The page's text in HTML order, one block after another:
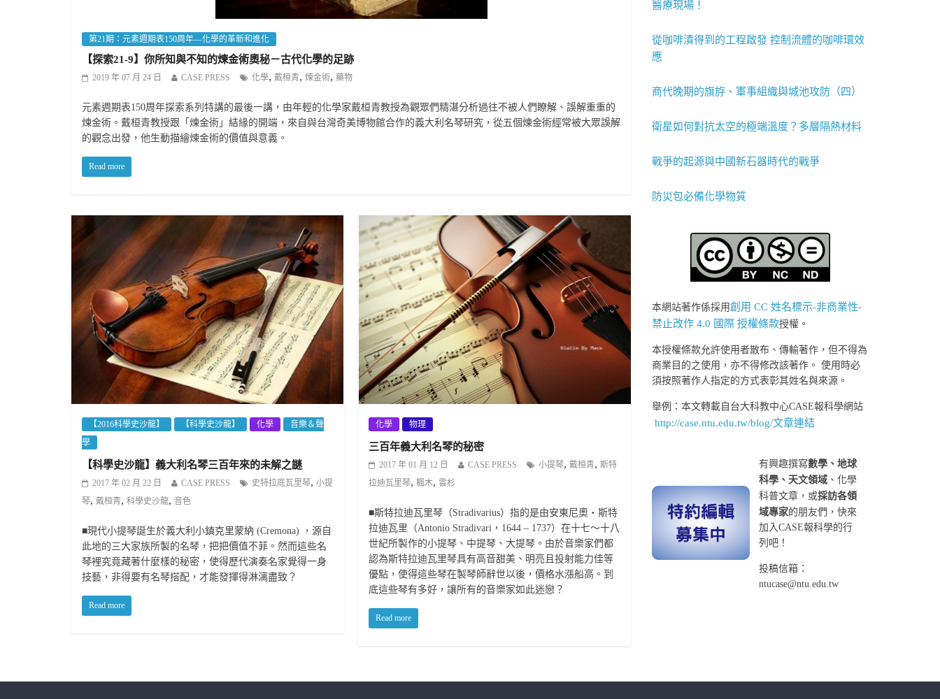
第21期：元素週期表150周年—化學的革新和進化
【探索21-9】你所知與不知的煉金術奧秘－古代化學的足跡
2019 年 07 月 24 日 CASE PRESS 化學, 戴桓青, 煉金術, 藥物
元素週期表150周年探索系列特講的最後一講，由年輕的化學家戴桓青教授為觀眾們精湛分析過往不被人們瞭解、誤解重重的
煉金術。戴桓青教授跟「煉金術」結緣的開端，來自與台灣奇美博物館合作的義大利名琴研究，從五個煉金術經常被大眾誤解
的觀念出發，他生動描繪煉金術的價值與意義。
Read more
【2016科學史沙龍】 【科學史沙龍】 化學
音樂＆聲
學
【科學史沙龍】義大利名琴三百年來的未解之謎
2017 年 02 月 22 日 CASE PRESS 史特拉底瓦里琴, 小提
琴, 戴桓青, 科學史沙龍, 音色
■現代小提琴誕生於義大利小鎮克里蒙納 (Cremona) ，源自
此地的三大家族所製的名琴，把把價值不菲。然而這些名
琴裡究竟藏著什麼樣的秘密，使得歷代演奏名家覺得一身
技藝，非得要有名琴搭配，才能發揮得淋漓盡致？
Read more
化學 物理
三百年義大利名琴的秘密
2017 年 01 月 12 日 CASE PRESS 小提琴,戴桓青,斯特
拉迪瓦里琴,楓木,雲杉
■斯特拉迪瓦里琴（Stradivarius）指的是由安東尼奧‧斯特
拉迪瓦里（Antonio Stradivari，1644 – 1737）在十七～十八
世紀所製作的小提琴、中提琴、大提琴。由於音樂家們都
認為斯特拉迪瓦里琴具有高音甜美、明亮且投射能力佳等
優點，使得這些琴在製琴師辭世以後，價格水漲船高。到
底這些琴有多好，讓所有的音樂家如此迷戀？
Read more
醫療現場！
從咖啡漬得到的工程啟發 控制流體的咖啡環效
應
商代晚期的旗斿、軍事組織與城池攻防（四）
衛星如何對抗太空的極端溫度？多層隔熱材料
戰爭的起源與中國新石器時代的戰爭
防災包必備化學物質
本網站著作係採用創用 CC 姓名標示-非商業性-
禁止改作 4.0 國際 授權條款授權。
本授權條款允許使用者散布、傳輸著作，但不得為
商業目的之使用，亦不得修改該著作。 使用時必
須按照著作人指定的方式表彰其姓名與來源。
舉例：本文轉載自台大科教中心CASE報科學網站
http://case.ntu.edu.tw/blog/文章連結
有興趣撰寫數學、地球
科學、天文領域 、化學
科普文章，或採訪各領
域專家的朋友們，快來
加入CASE報科學的行
列吧！
投稿信箱：
ntucase@ntu.edu.tw